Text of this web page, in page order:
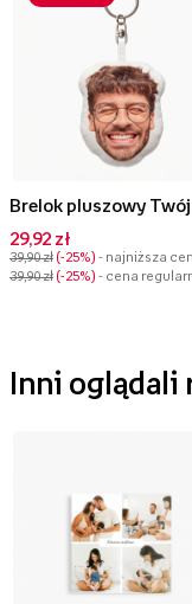
29,92 zł
39,90 zł -25% - najniższa
39,90 zł -25% - cena
Inni oglądali